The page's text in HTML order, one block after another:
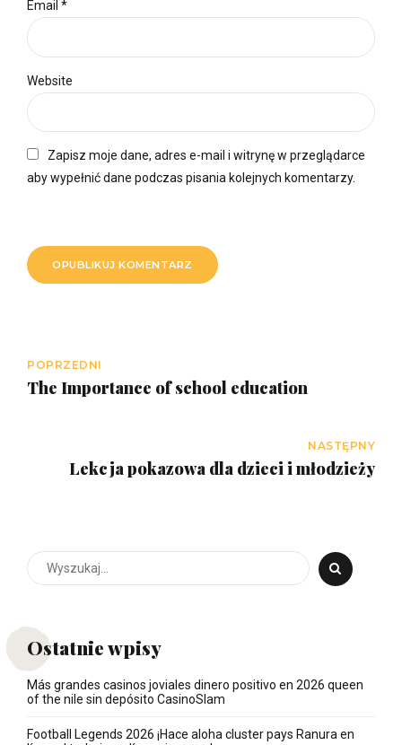
Email *
Website
Zapisz moje dane, adres e-mail i witrynę w przeglądarce
aby wypełnić dane podczas pisania kolejnych komentarzy.
OPUBLIKUJ KOMENTARZ
POPRZEDNI
The Importance of school education
NASTĘPNY
Lekcja pokazowa dla dzieci i młodzieży
Ostatnie wpisy
Más grandes casinos joviales dinero positivo en 2026 queen
of the nile sin depósito CasinoSlam
Football Legends 2026 ¡Hace aloha cluster pays Ranura en